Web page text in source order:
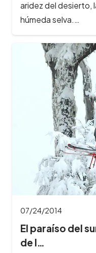
aridez del desierto,
húmeda selva.…
07/24/2014
El paraíso del
de l…